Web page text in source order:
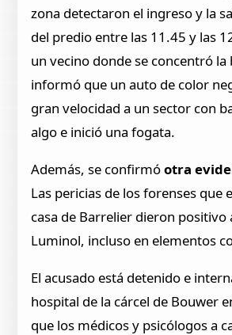
zona detectaron el ingreso y la
del predio entre las 11.45 y las
un vecino donde se concentró la
informó que un auto de color
gran velocidad a un sector con
algo e inició una fogata.
Además, se confirmóotra
Las pericias de los forenses que
casa de Barrelier dieron positivo
Luminol, incluso en elementos
El acusado está detenido e
hospital de la cárcel de Bouwer
que los médicos y psicólogos a